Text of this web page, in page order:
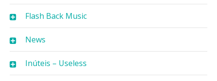
Flash Back Music
News
Inúteis – Useless